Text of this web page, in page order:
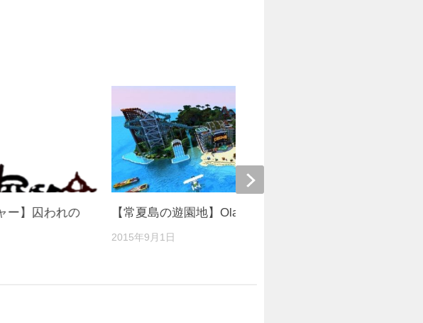
ー】囚われの
【常夏島の遊園地】Olann Island【景観】
2015年9月1日